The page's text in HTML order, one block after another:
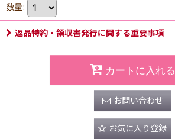
数量:
返品特約・領収書発行に関する重要事項
カートに入れる
お問い合わせ
お気に入り登録